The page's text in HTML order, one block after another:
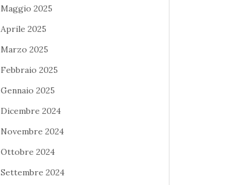
Maggio 2025
Aprile 2025
Marzo 2025
Febbraio 2025
Gennaio 2025
Dicembre 2024
Novembre 2024
Ottobre 2024
Settembre 2024